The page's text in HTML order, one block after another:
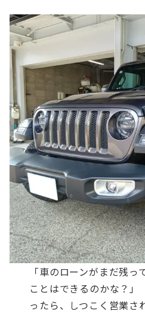
「車のローンがまだ残っ
ことはできるのかな？」
ったら、しつこく営業さ